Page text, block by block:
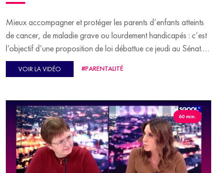
Mieux accompagner et protéger les parents d’enfants atteints
de cancer, de maladie grave ou lourdement handicapés : c’est
l’objectif d’une proposition de loi débattue ce jeudi au Sénat.
Chaque année, des milliers de familles font face à une double
peine, car à la maladie s'ajoutent la complexité administrative et
l’Assemblée nationale, le texte vise à alléger ce parcours. On en
parle sur le plateau de Virginie Guilhaume avec Wilfried Briand,
membre de la Fédération Grandir Sans Cancer, pour qui cette
avancée est essentielle, bien que le chemin soit long.
En seconde partie d'émission, rediffusion d’un entretien avec
VOIR LA VIDÉO #PARENTALITÉ
60 min.